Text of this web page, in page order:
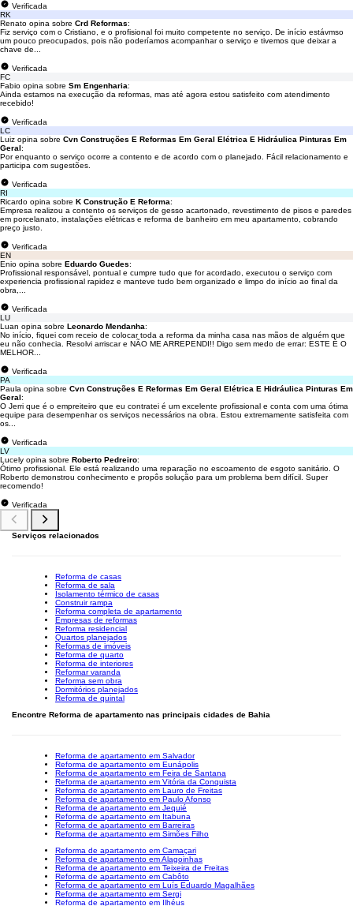
Verificada
RK
Renato opina sobre Crd Reformas:
Fiz serviço com o Cristiano, e o profisional foi muito competente no serviço. De início estávmso
um pouco preocupados, pois não poderíamos acompanhar o serviço e tivemos que deixar a
chave de...
Verificada
FC
Fabio opina sobre Sm Engenharia:
Ainda estamos na execução da reformas, mas até agora estou satisfeito com atendimento
recebido!
Verificada
LC
Luiz opina sobre Cvn Construções E Reformas Em Geral Elétrica E Hidráulica Pinturas Em
Geral:
Por enquanto o serviço ocorre a contento e de acordo com o planejado. Fácil relacionamento e
participa com sugestões.
Verificada
RI
Ricardo opina sobre K Construção E Reforma:
Empresa realizou a contento os serviços de gesso acartonado, revestimento de pisos e paredes
em porcelanato, instalações elétricas e reforma de banheiro em meu apartamento, cobrando
preço justo.
Verificada
EN
Enio opina sobre Eduardo Guedes:
Profissional responsável, pontual e cumpre tudo que for acordado, executou o serviço com
experiencia profissional rapidez e manteve tudo bem organizado e limpo do início ao final da
obra,...
Verificada
LU
Luan opina sobre Leonardo Mendanha:
No início, fiquei com receio de colocar toda a reforma da minha casa nas mãos de alguém que
eu não conhecia. Resolvi arriscar e NÃO ME ARREPENDI!! Digo sem medo de errar: ESTE É O
MELHOR...
Verificada
PA
Paula opina sobre Cvn Construções E Reformas Em Geral Elétrica E Hidráulica Pinturas Em
Geral:
O Jerri que é o empreiteiro que eu contratei é um excelente profissional e conta com uma ótima
equipe para desempenhar os serviços necessários na obra. Estou extremamente satisfeita com
os...
Verificada
LV
Lucely opina sobre Roberto Pedreiro:
Ótimo profissional. Ele está realizando uma reparação no escoamento de esgoto sanitário. O
Roberto demonstrou conhecimento e propôs solução para um problema bem difícil. Super
recomendo!
Verificada
Serviços relacionados
Reforma de casas
Reforma de sala
Isolamento térmico de casas
Construir rampa
Reforma completa de apartamento
Empresas de reformas
Reforma residencial
Quartos planejados
Reformas de imóveis
Reforma de quarto
Reforma de interiores
Reformar varanda
Reforma sem obra
Dormitórios planejados
Reforma de quintal
Encontre Reforma de apartamento nas principais cidades de Bahia
Reforma de apartamento em Salvador
Reforma de apartamento em Eunápolis
Reforma de apartamento em Feira de Santana
Reforma de apartamento em Vitória da Conquista
Reforma de apartamento em Lauro de Freitas
Reforma de apartamento em Paulo Afonso
Reforma de apartamento em Jequié
Reforma de apartamento em Itabuna
Reforma de apartamento em Barreiras
Reforma de apartamento em Simões Filho
Reforma de apartamento em Camaçari
Reforma de apartamento em Alagoinhas
Reforma de apartamento em Teixeira de Freitas
Reforma de apartamento em Cabôto
Reforma de apartamento em Luís Eduardo Magalhães
Reforma de apartamento em Sergi
Reforma de apartamento em Ilhéus